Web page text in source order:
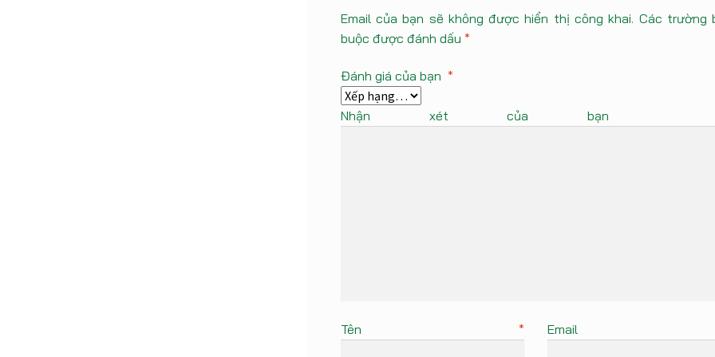
Email của bạn sẽ không được hiển thị công khai. Các trường
buộc được đánh dấu *
Đánh giá của bạn *
Nhận xét của
Tên*